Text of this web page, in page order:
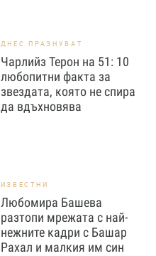
ДНЕС ПРАЗНУВАТ
Чарлийз Терон на 51: 10
любопитни факта за
звездата, която не спира
да вдъхновява
ИЗВЕСТНИ
Любомира Башева
разтопи мрежата с най-
нежните кадри с Башар
Рахал и малкия им син